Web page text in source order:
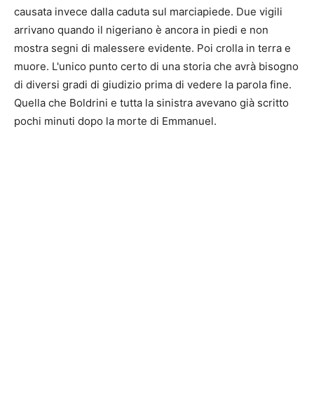
causata invece dalla caduta sul marciapiede. Due vigili
arrivano quando il nigeriano è ancora in piedi e non
mostra segni di malessere evidente. Poi crolla in terra e
muore. L'unico punto certo di una storia che avrà bisogno
di diversi gradi di giudizio prima di vedere la parola fine.
Quella che Boldrini e tutta la sinistra avevano già scritto
pochi minuti dopo la morte di Emmanuel.